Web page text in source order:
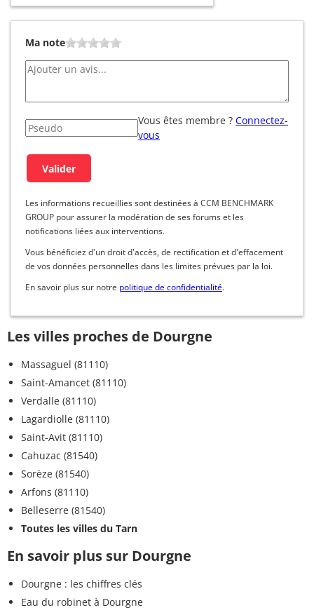
Ma note
Vous êtes membre ? Connectez-
vous
Les informations recueillies sont destinées à CCM BENCHMARK
GROUP pour assurer la modération de ses forums et les
notifications liées aux interventions.
Vous bénéficiez d'un droit d'accès, de rectification et d'effacement
de vos données personnelles dans les limites prévues par la loi.
En savoir plus sur notre politique de confidentialité.
Les villes proches de Dourgne
Massaguel (81110)
Saint-Amancet (81110)
Verdalle (81110)
Lagardiolle (81110)
Saint-Avit (81110)
Cahuzac (81540)
Sorèze (81540)
Arfons (81110)
Belleserre (81540)
Toutes les villes du Tarn
En savoir plus sur Dourgne
Dourgne : les chiffres clés
Eau du robinet à Dourgne